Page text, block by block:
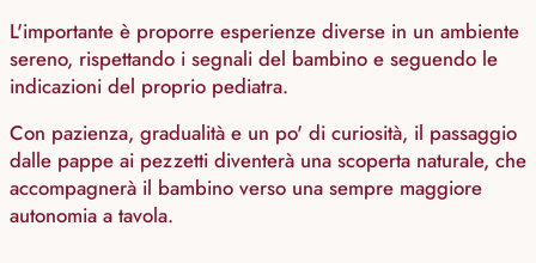
L'importante è proporre esperienze diverse in un ambiente
sereno, rispettando i segnali del bambino e seguendo le
indicazioni del proprio pediatra.
Con pazienza, gradualità e un po' di curiosità, il passaggio
dalle pappe ai pezzetti diventerà una scoperta naturale, che
accompagnerà il bambino verso una sempre maggiore
autonomia a tavola.